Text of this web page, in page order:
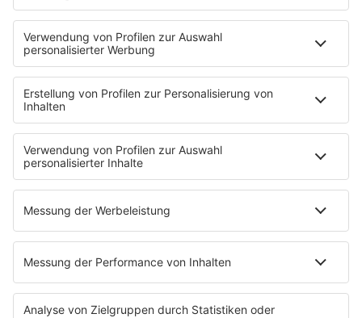
Nachrichten
Der Tag im Saarland
Wetter
Weggehtipps
Jobbörse
Tipps und Tricks
SALÜ BONUS
INSIDE / B2B
B2B / Mediadaten